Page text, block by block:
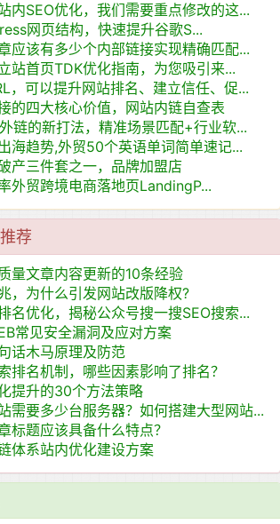
内SEO优化，我们需要重点修改的这...
网页结构，快速提升谷歌S...
应该有多少个内部链接实现精确匹配...
站首页TDK优化指南，为您吸引来...
，可以提升网站排名、建立信任、促...
的四大核心价值，网站内链自查表
链的新打法，精准场景匹配+行业软...
海趋势,外贸50个英语单词简单速记...
产三件套之一，品牌加盟店
外贸跨境电商落地页LandingP...
荐
量文章内容更新的10条经验
，为什么引发网站改版降权?
名优化，揭秘公众号搜一搜SEO搜索...
常见安全漏洞及应对方案
话木马原理及防范
排名机制，哪些因素影响了排名？
提升的30个方法策略
需要多少台服务器？如何搭建大型网站...
标题应该具备什么特点？
体系站内优化建设方案